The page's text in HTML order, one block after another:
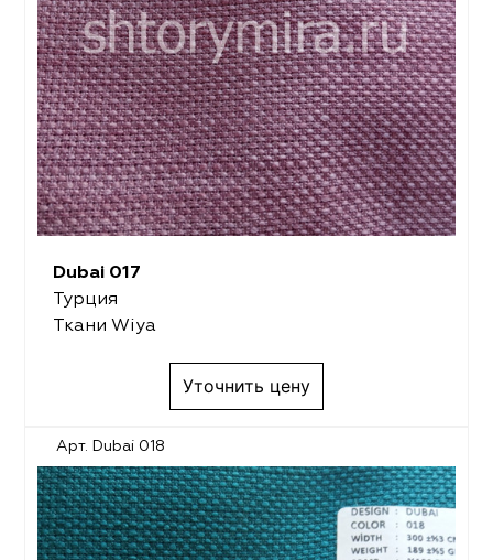
Dubai 017
Турция
Ткани Wiya
Уточнить цену
Арт. Dubai 018